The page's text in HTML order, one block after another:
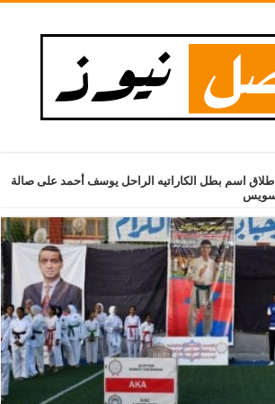
اطلاق اسم بطل الكاراتيه الراحل يوسف أحمد على صالة